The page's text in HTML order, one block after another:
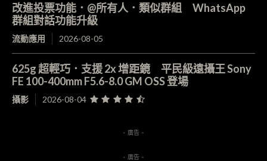
改進投票功能．@所有人．類似群組 WhatsApp
群組對話功能升級
流動應用 2026-08-05
625g 超輕巧．支援 2x 增距鏡 平民級遠攝王 Sony
FE 100-400mm F5.6-8.0 GM OSS 登場
攝影 2026-08-04
- 廣告 -
- 廣告 -